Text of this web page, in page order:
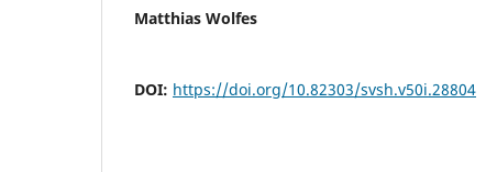
Matthias Wolfes
DOI: https://doi.org/10.82303/svsh.v50i.28804